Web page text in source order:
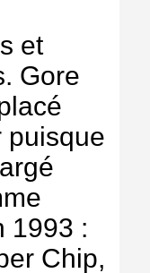
et
Gore
puisque
1993 :
Chip,